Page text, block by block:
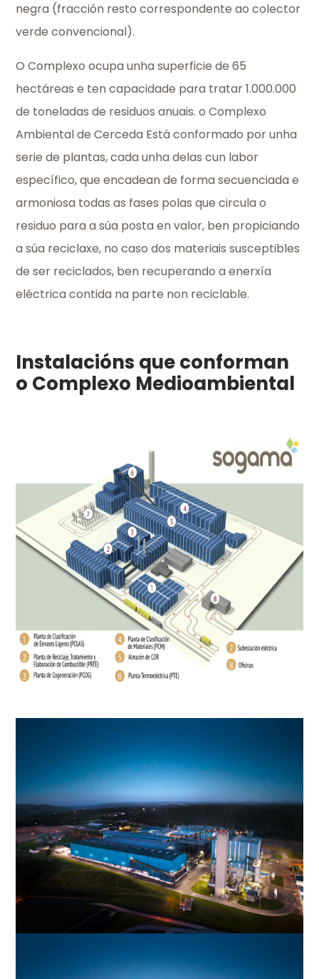
negra (fracción resto correspondente ao colector
verde convencional).
O Complexo ocupa unha superficie de 65
hectáreas e ten capacidade para tratar 1.000.000
de toneladas de residuos anuais. o Complexo
Ambiental de Cerceda Está conformado por unha
serie de plantas, cada unha delas cun labor
específico, que encadean de forma secuenciada e
armoniosa todas as fases polas que circula o
residuo para a súa posta en valor, ben propiciando
a súa reciclaxe, no caso dos materiais susceptibles
de ser reciclados, ben recuperando a enerxía
eléctrica contida na parte non reciclable.
Instalacións que conforman
o Complexo Medioambiental